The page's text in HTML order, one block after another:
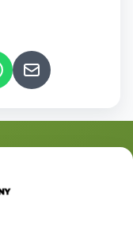
kvalitní regionální
od jejich tvůrců.